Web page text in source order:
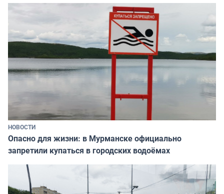
НОВОСТИ
Опасно для жизни: в Мурманске официально
запретили купаться в городских водоёмах